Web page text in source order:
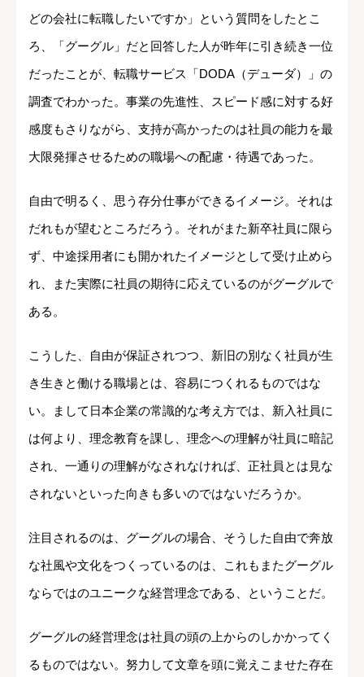
どの会社に転職したいですか」という質問をしたとこ
ろ、「グーグル」だと回答した人が昨年に引き続き一位
だったことが、転職サービス「DODA（デューダ）」の
調査でわかった。事業の先進性、スピード感に対する好
感度もさりながら、支持が高かったのは社員の能力を最
大限発揮させるための職場への配慮・待遇であった。
自由で明るく、思う存分仕事ができるイメージ。それは
だれもが望むところだろう。それがまた新卒社員に限ら
ず、中途採用者にも開かれたイメージとして受け止めら
れ、また実際に社員の期待に応えているのがグーグルで
ある。
こうした、自由が保証されつつ、新旧の別なく社員が生
き生きと働ける職場とは、容易につくれるものではな
い。まして日本企業の常識的な考え方では、新入社員に
は何より、理念教育を課し、理念への理解が社員に暗記
され、一通りの理解がなされなければ、正社員とは見な
されないといった向きも多いのではないだろうか。
注目されるのは、グーグルの場合、そうした自由で奔放
な社風や文化をつくっているのは、これもまたグーグル
ならではのユニークな経営理念である、ということだ。
グーグルの経営理念は社員の頭の上からのしかかってく
るものではない。努力して文章を頭に覚えこませた存在